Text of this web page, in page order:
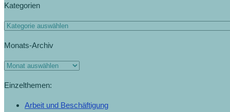
(5.4.2019)
Kategorien
Kategorien
Monats-Archiv
Monats-
Einzelthemen:
Arbeit und Beschäftigung